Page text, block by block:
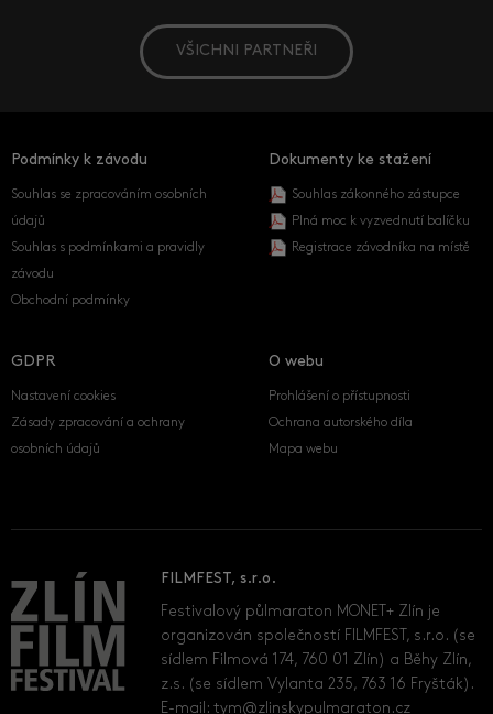
VŠICHNI PARTNEŘI
Podmínky k závodu
Souhlas se zpracováním osobních
údajů
Souhlas s podmínkami a pravidly
závodu
Obchodní podmínky
Dokumenty ke stažení
Souhlas zákonného zástupce
Plná moc k vyzvednutí balíčku
Registrace závodníka na místě
GDPR
Nastavení cookies
Zásady zpracování a ochrany
osobních údajů
O webu
Prohlášení o přístupnosti
Ochrana autorského díla
Mapa webu
FILMFEST, s.r.o.
Festivalový půlmaraton MONET+ Zlín je
organizován společností FILMFEST, s.r.o. (se
sídlem Filmová 174, 760 01 Zlín) a Běhy Zlín,
z.s. (se sídlem Vylanta 235, 763 16 Fryšták).
E-mail:tym@zlinskypulmaraton.cz